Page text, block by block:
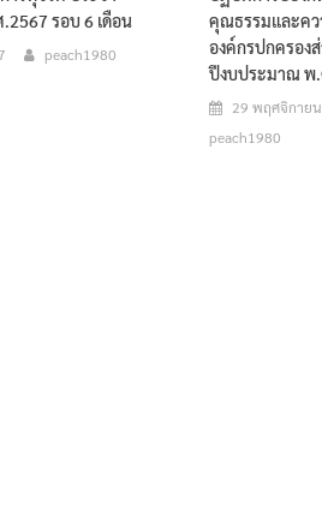
รอบ 6 เดือน
peach1980
คุณธรรมและคว
องค์กรปกครอง
ปีงบประมาณ พ.
29 พฤศจิกาย
peach1980